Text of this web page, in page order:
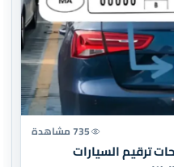
735 مشاهدة
ترقيم السيارات